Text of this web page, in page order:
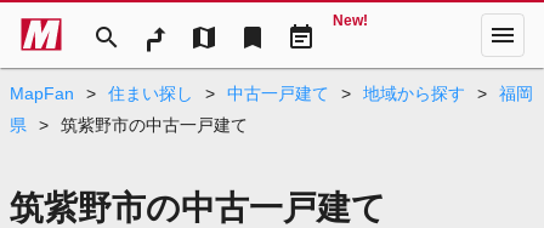
search map bookmark event_note
New! menu
MapFan > 住まい探し > 中古一戸建て > 地域から探す >
福岡
県
> 筑紫野市の中古一戸建て
筑紫野市の中古一戸建て